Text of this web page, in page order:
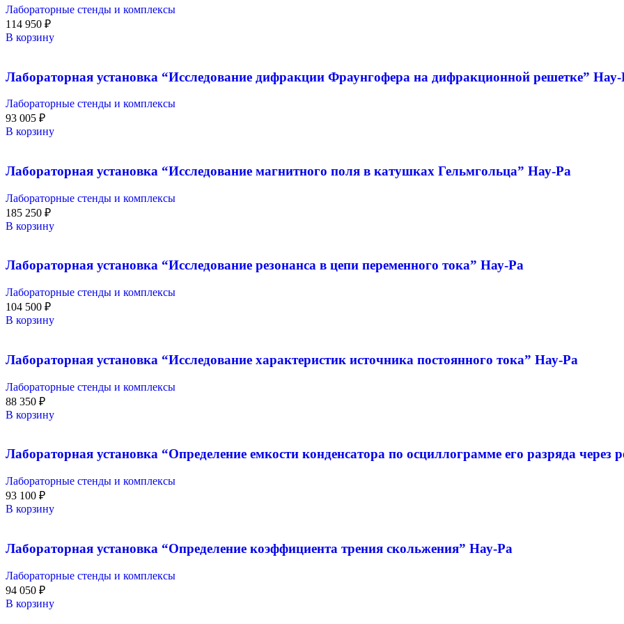
Лабораторные стенды и комплексы
114 950 ₽
В корзину
Лабораторная установка “Исследование дифракции Фраунгофера на дифракционной решетке”
Лабораторные стенды и комплексы
93 005 ₽
В корзину
Лабораторная установка “Исследование магнитного поля в катушках Гельмгольца” Нау-Ра
Лабораторные стенды и комплексы
185 250 ₽
В корзину
Лабораторная установка “Исследование резонанса в цепи переменного тока” Нау-Ра
Лабораторные стенды и комплексы
104 500 ₽
В корзину
Лабораторная установка “Исследование характеристик источника постоянного тока” Нау-Ра
Лабораторные стенды и комплексы
88 350 ₽
В корзину
Лабораторная установка “Определение емкости конденсатора по осциллограмме его разряда через
Лабораторные стенды и комплексы
93 100 ₽
В корзину
Лабораторная установка “Определение коэффициента трения скольжения” Нау-Ра
Лабораторные стенды и комплексы
94 050 ₽
В корзину